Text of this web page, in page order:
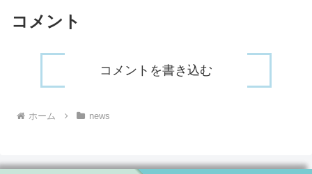
コメント
コメントを書き込む
ホーム news